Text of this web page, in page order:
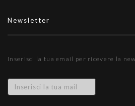
Newsletter
Inserisci la tua email per ricevere la